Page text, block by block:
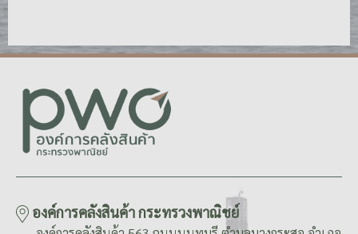
องค์การคลังสินค้า กระทรวงพาณิชย์